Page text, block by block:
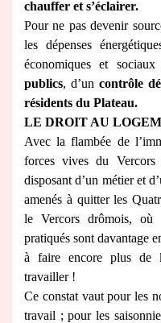
chauffer et s’éclairer.
Pour ne pas devenir
les dépenses
économiques et
publics, d’uncontrôle
résidents du Plateau.
LE DROIT AU
Avec la flambée de
forces vives du
disposant d’un métier et
amenés à quitter les
le Vercors drômois,
pratiqués sont davantage
à faire encore plus de
travailler !
Ce constat vaut pour les
travail ; pour les